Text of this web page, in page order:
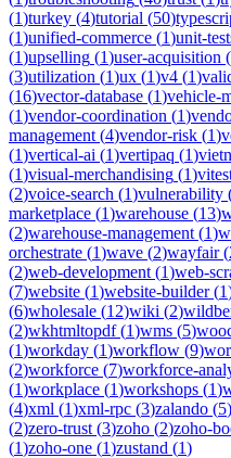
(1)turkey (4)tutorial (50)
(1)unified-commerce (1)unit-
(1)upselling (1)user-acquisition (
(3)utilization (1)ux (1)v4 (1)
(16)vector-database (1)vehicle-
(1)vendor-coordination (1)
management (4)vendor-risk (1)
(1)vertical-ai (1)vertipaq (1)
(1)visual-merchandising (1)
(2)voice-search (1)vulnerability
marketplace (1)warehouse (13)
(2)warehouse-management (1)
orchestrate (1)wave (2)wayfair(
(2)web-development (1)web-
(7)website (1)website-builder(1
(6)wholesale (12)wiki (2)
(2)wkhtmltopdf(1)wms (5)
(1)workday (1)workflow (9)
(2)workforce (7)workforce-
(1)workplace (1)workshops (1)
(4)xml (1)xml-rpc (3)zalando (5)
(2)zero-trust (3)zoho (2)zoho-
(1)zoho-one (1)zustand (1)